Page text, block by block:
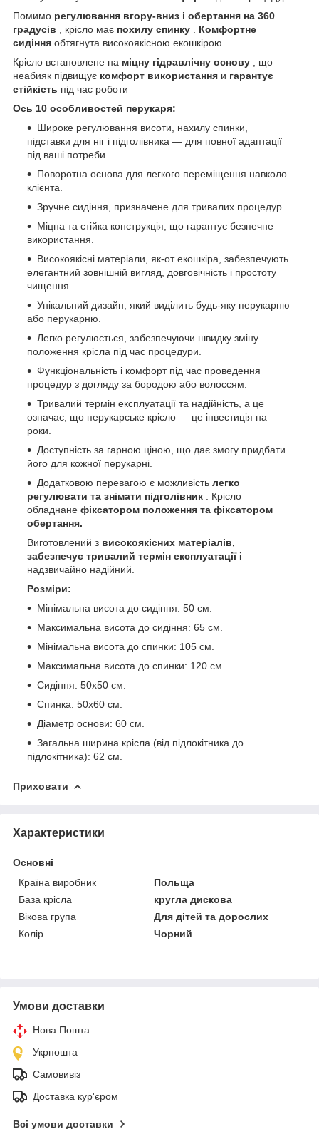
Помимо регулювання вгору-вниз і обертання на 360
градусів , крісло має похилу спинку
Комфортне
сидіння обтягнута високоякісною екошкірою.
Крісло встановлене на міцну гідравлічну основу , що
неабияк підвищує комфорт використання и гарантує
стійкість під час роботи
Ось 10 особливостей перукаря:
Широке регулювання висоти, нахилу спинки,
підставки для ніг і підголівника — для повної адаптації
під ваші потреби.
Поворотна основа для легкого переміщення навколо
клієнта.
Зручне сидіння, призначене для тривалих процедур.
Міцна та стійка конструкція, що гарантує безпечне
використання.
Високоякісні матеріали, як-от екошкіра, забезпечують
елегантний зовнішній вигляд, довговічність і простоту
чищення.
Унікальний дизайн, який виділить будь-яку перукарню
або перукарню.
Легко регулюється, забезпечуючи швидку зміну
положення крісла під час процедури.
Функціональність і комфорт під час проведення
процедур з догляду за бородою або волоссям.
Тривалий термін експлуатації та надійність, а це
означає, що перукарське крісло — це інвестиція на
роки.
Доступність за гарною ціною, що дає змогу придбати
його для кожної перукарні.
Додатковою перевагою є можливість легко
регулювати та знімати підголівник . Крісло
обладнане фіксатором положення та фіксатором
обертання.
Виготовлений з високоякісних матеріалів,
забезпечує тривалий термін експлуатаціїі
надзвичайно надійний.
Розміри:
Мінімальна висота до сидіння: 50 см.
Максимальна висота до сидіння: 65 см.
Мінімальна висота до спинки: 105 см.
Максимальна висота до спинки: 120 см.
Сидіння: 50х50 см.
Спинка: 50х60 см.
Діаметр основи: 60 см.
Загальна ширина крісла (від підлокітника до
підлокітника): 62 см.
Приховати
Характеристики
Основні
Країна виробник
Польща
База крісла
кругла дискова
Вікова група
Для дітей та дорослих
Колір
Чорний
Умови доставки
Нова Пошта
Укрпошта
Самовивіз
Доставка кур'єром
Всі умови доставки